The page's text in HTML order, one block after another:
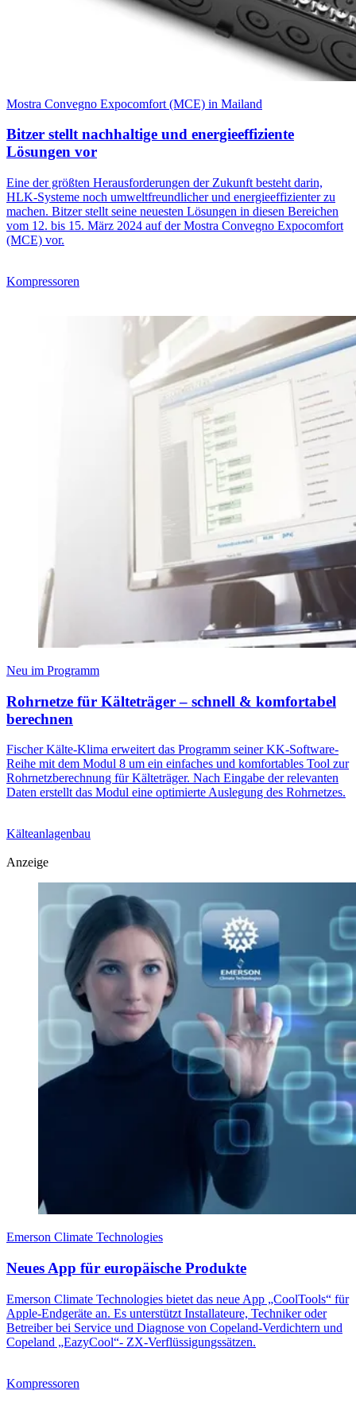
Mostra Convegno Expocomfort (MCE) in Mailand
Bitzer stellt nachhaltige und energieeffiziente
Lösungen vor
Eine der größten Herausforderungen der Zukunft besteht darin,
HLK-Systeme noch umweltfreundlicher und energieeffizienter zu
machen. Bitzer stellt seine neuesten Lösungen in diesen Bereichen
vom 12. bis 15. März 2024 auf der Mostra Convegno Expocomfort
(MCE) vor.
Kompressoren
Neu im Programm
Rohrnetze für Kälteträger – schnell & komfortabel
berechnen
Fischer Kälte-Klima erweitert das Programm seiner KK-Software-
Reihe mit dem Modul 8 um ein einfaches und komfortables Tool zur
Rohrnetzberechnung für Kälteträger. Nach Eingabe der relevanten
Daten erstellt das Modul eine optimierte Auslegung des Rohrnetzes.
Kälteanlagenbau
Anzeige
Emerson Climate Technologies
Neues App für europäische Produkte
Emerson Climate Technologies bietet das neue App „CoolTools“ für
Apple-Endgeräte an. Es unterstützt Installateure, Techniker oder
Betreiber bei Service und Diagnose von Copeland-Verdichtern und
Copeland „EazyCool“- ZX-Verflüssigungssätzen.
Kompressoren